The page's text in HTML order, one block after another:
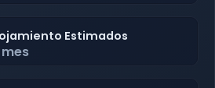
Estimados